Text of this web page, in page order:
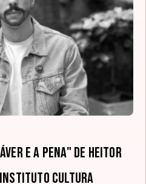
e a pena" de Heitor
Instituto Cultura